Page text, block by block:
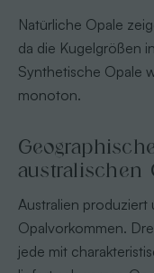
Natürliche Opale
da die Kugelgrößen
Synthetische Opale
monoton.
australischen
Australien
Opalvorkommen.
jede mit